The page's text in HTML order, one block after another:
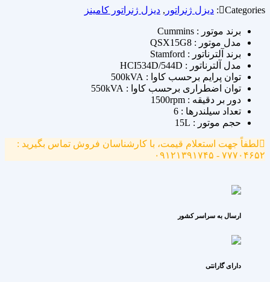
Categories: دیزل ژنراتور , دیزل ژنراتور کامینز
برند موتور : Cummins
مدل موتور : QSX15G8
برند آلترناتور : Stamford
مدل آلترناتور : HCI534D/544D
توان پرایم برحسب کاوا : 500kVA
توان اضطراری برحسب کاوا : 550kVA
دور بر دقیقه : 1500rpm
تعداد سیلندرها : 6
حجم موتور : 15L
لطفاً جهت استعلام قیمت، با کارشناسان فروش تماس بگیرید :
۷۷۷۰۴۶۵۲ - ۰۹۱۲۱۳۹۱۷۴۵
ارسال به سراسر کشور
دارای گارانتی